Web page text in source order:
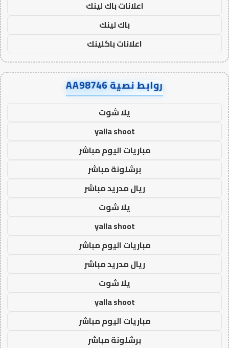
اعلانات باك لينك
باك لينك
اعلانات باكلينك
روابط نصية AA98746
يلا شوت
yalla shoot
مباريات اليوم مباشر
برشلونة مباشر
ريال مدريد مباشر
يلا شوت
yalla shoot
مباريات اليوم مباشر
ريال مدريد مباشر
يلا شوت
yalla shoot
مباريات اليوم مباشر
برشلونة مباشر